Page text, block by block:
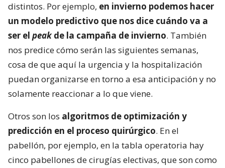
distintos. Por ejemplo, en invierno podemos hacer
un modelo predictivo que nos dice cuándo va a
ser el peakde la campaña de invierno. También
nos predice cómo serán las siguientes semanas,
cosa de que aquí la urgencia y la hospitalización
puedan organizarse en torno a esa anticipación y no
solamente reaccionar a lo que viene.
Otros son los algoritmos de optimización y
predicción en el proceso quirúrgico. En el
pabellón, por ejemplo, en la tabla operatoria hay
cinco pabellones de cirugías electivas, que son como